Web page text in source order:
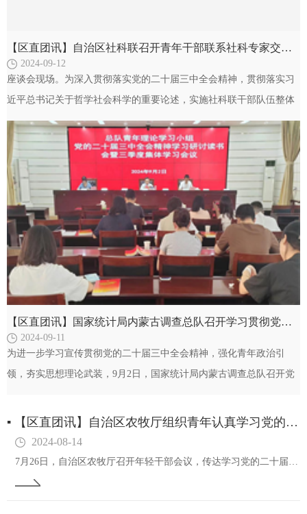
【区直团讯】自治区社科联召开青年干部联系社科专家交流座谈会
2024-09-12
座谈会现场。为深入贯彻落实党的二十届三中全会精神，贯彻落实习
近平总书记关于哲学社会科学的重要论述，实施社科联干部队伍整体
素质提升工程及“青蓝计划”，搭建青年学者与资深专家…
【区直团讯】国家统计局内蒙古调查总队召开学习贯彻党的二十届三中全会精神青年读书研讨会
2024-09-11
为进一步学习宣传贯彻党的二十届三中全会精神，强化青年政治引
领，夯实思想理论武装，9月2日，国家统计局内蒙古调查总队召开党
▪ 【区直团讯】自治区农牧厅组织青年认真学习党的二十届三中全会精神
2024-08-14
7月26日，自治区农牧厅召开年轻干部会议，传达学习党的二十届三中全会精神，并对厅系统青年学习贯彻党的二十届三中全会精神进行安排部署。会议由党组成员、副厅长赵永祥主持。会议指出，党的二十届三中全会是在以中国式现代化全面推进强国建设、民族复兴伟…